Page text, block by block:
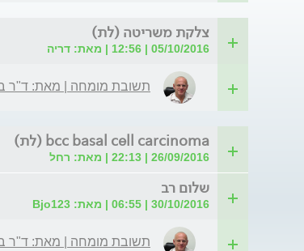
צלקת משריטה (לת)
05/10/2016 | 12:56 | מאת: דריה
תשובת מומחה | מאת: ד"ר
bcc basal cell carcinoma (לת)
26/09/2016 | 22:13 | מאת: רחל
שלום רב
30/10/2016 | 06:55 | מאת: Bjo123
תשובת מומחה | מאת: ד"ר